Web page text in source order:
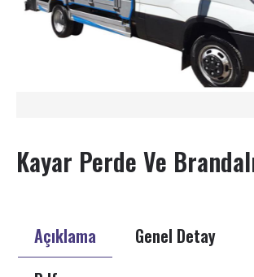
Kayar Perde Ve
Açıklama Genel Detay